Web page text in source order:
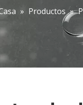
» Productos »